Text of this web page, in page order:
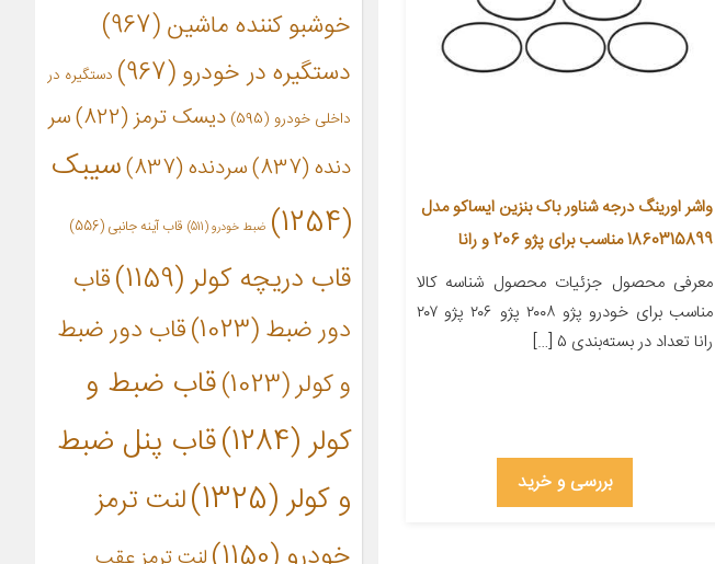
واشر اورینگ درجه شناور باک بنزین ایساکو مدل
1860315899 مناسب برای پژو 206 و رانا
معرفی محصول جزئیات محصول شناسه کالا
مناسب برای خودرو پژو ۲۰۰۸ پژو ۲۰۶ پژو ۲۰۷
رانا تعداد در بسته‌بندی ۵ […]
بررسی و خرید
خوشبو کننده ماشین(967)
دستگیره در خودرو(967)
دستگیره در
داخلی خودرو (595) دیسک ترمز(822)
سر
دنده(837) سردنده(837)
سیبک
(1254)
ضبط خودرو(511) قاب آینه جانبی (556)
قاب دریچه کولر(1159)
قاب
دور ضبط(1023)
قاب دور ضبط
و کولر(1023)
قاب ضبط و
کولر(1284)
قاب پنل ضبط
و کولر(1325)
لنت ترمز